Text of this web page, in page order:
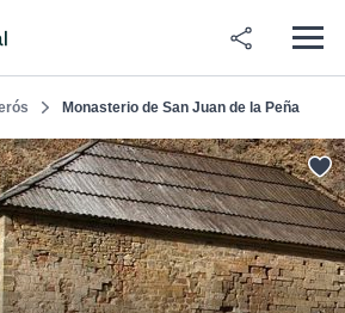
Monasterio de San Juan de la Peña